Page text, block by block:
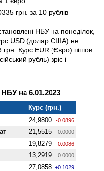
грн. за 10 рублів
НБУ на понеділок,
USD (долар США) не
грн. Курс EUR (Євро) пішов
рубль) зріс і
на 6.01.2023
Курс (грн.)
24,9800 -0.0896
21,5515 0.0000
19,8279 -0.0086
13,2919 0.0000
27,0858 +0.1029